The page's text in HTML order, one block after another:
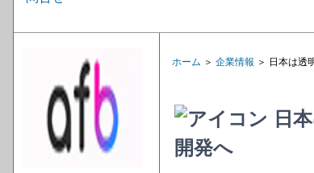
ホーム ＞ 企業情報 ＞ 日本は透
日
開発へ